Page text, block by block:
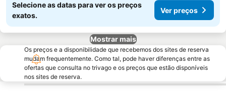
Selecione as datas para ver os preços
exatos.
Ver preços
Mostrar mais
Os preços e a disponibilidade que recebemos dos sites de reserva
mudam frequentemente. Como tal, pode haver diferenças entre as
ofertas que consulta no trivago e os preços que estão disponíveis
nos sites de reserva.